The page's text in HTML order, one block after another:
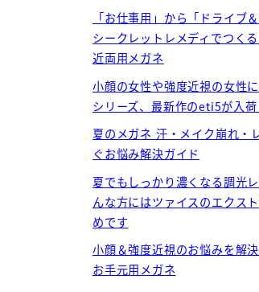
「お仕事用」から「ドライブ
シークレットレメディでつく
近両用メガネ
小顔の女性や強度近視の女性
シリーズ、最新作のeti5が入
夏のメガネ 汗・メイク崩れ・
ぐお悩み解決ガイド
夏でもしっかり濃くなる調光
んな方にはツァイスのエクス
めです
小顔＆強度近視のお悩みを解
お手元用メガネ